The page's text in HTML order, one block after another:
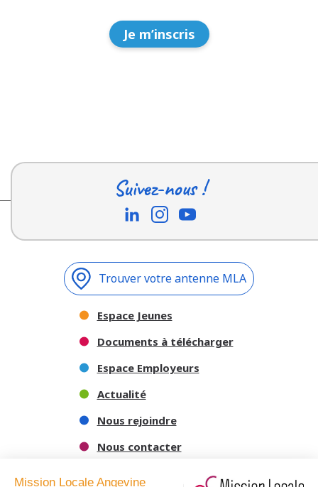
Je m’inscris
Suivez-nous !
Trouver votre antenne MLA
Espace Jeunes
Documents à télécharger
Espace Employeurs
Actualité
Nous rejoindre
Nous contacter
Mission Locale Angevine